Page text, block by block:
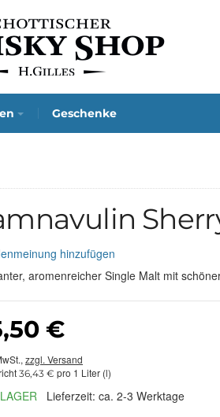
Geschenke
hinzufügen
aromenreicher Single Malt mit
€
zzgl. Versand
36,43 € pro 1 Liter (l)
Lieferzeit: ca. 2-3 Werktage